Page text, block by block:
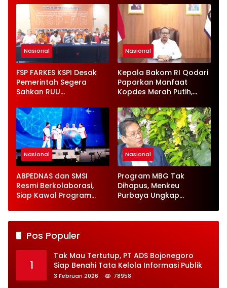
Nasional
FSP FARKES KSPI Desak
Pemerintah Segera
Sahkan RUU
Nasional
Kepala Bakom RI Qodari
Paparkan Manfaat
Kopdes Merah Putih,
Kerja
Nasional
ABPEDNAS dan SMSI
Resmi Berkolaborasi,
Siap Kawal Program
Nasional
Program MBG Tak
Dihapus, Menkeu
Purbaya Ungkap
besaran
Pos Populer
1
Tak Mau Tertutup, PT ADS Bojonegoro
Siap Benahi Tata Kelola Informasi Publik
3 Februari 2026 78958